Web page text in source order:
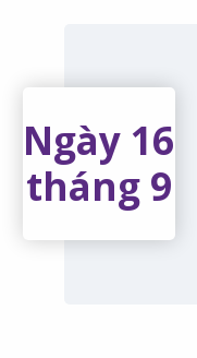
Ngày 16
tháng 9